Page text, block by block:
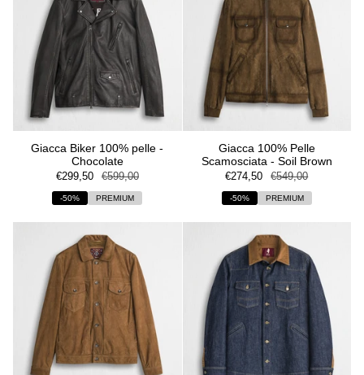
Giacca Biker 100% pelle -
Chocolate
€299,50 €599,00
-50% PREMIUM
Giacca 100% Pelle
Scamosciata - Soil Brown
€274,50 €549,00
-50% PREMIUM